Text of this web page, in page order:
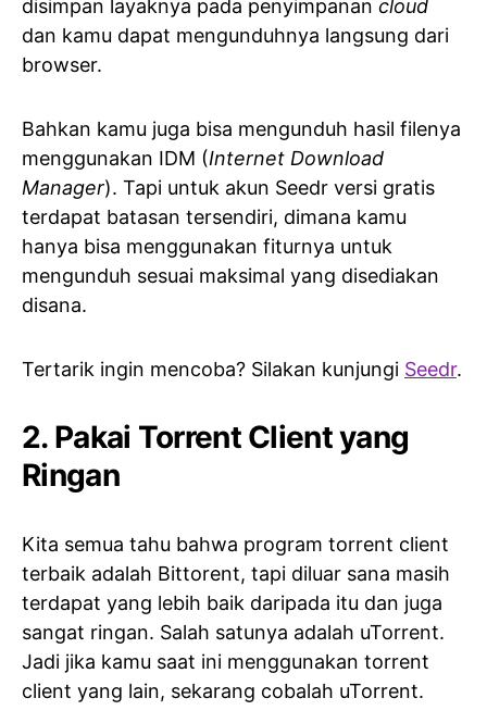
disimpan layaknya pada penyimpanan cloud
dan kamu dapat mengunduhnya langsung dari
browser.
Bahkan kamu juga bisa mengunduh hasil filenya
menggunakan IDM (Internet Download
Manager). Tapi untuk akun Seedr versi gratis
terdapat batasan tersendiri, dimana kamu
hanya bisa menggunakan fiturnya untuk
mengunduh sesuai maksimal yang disediakan
disana.
Tertarik ingin mencoba? Silakan kunjungi Seedr.
2. Pakai Torrent Client yang
Ringan
Kita semua tahu bahwa program torrent client
terbaik adalah Bittorent, tapi diluar sana masih
terdapat yang lebih baik daripada itu dan juga
sangat ringan. Salah satunya adalah uTorrent.
Jadi jika kamu saat ini menggunakan torrent
client yang lain, sekarang cobalah uTorrent.